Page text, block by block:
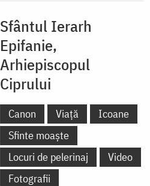
Sfântul Ierarh
Epifanie,
Arhiepiscopul
Ciprului
Canon Viață
Icoane
Sfinte moaște
Locuri de pelerinaj
Video
Fotografii